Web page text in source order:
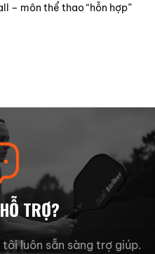
– môn thể thao “hỗn hợp”
TRỢ?
luôn sẵn sàng trợ giúp.